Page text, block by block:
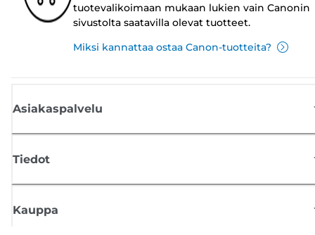
tuotevalikoimaan mukaan lukien vain Canonin
sivustolta saatavilla olevat tuotteet.
Miksi kannattaa ostaa Canon-tuotteita?
Asiakaspalvelu
Tiedot
Kauppa